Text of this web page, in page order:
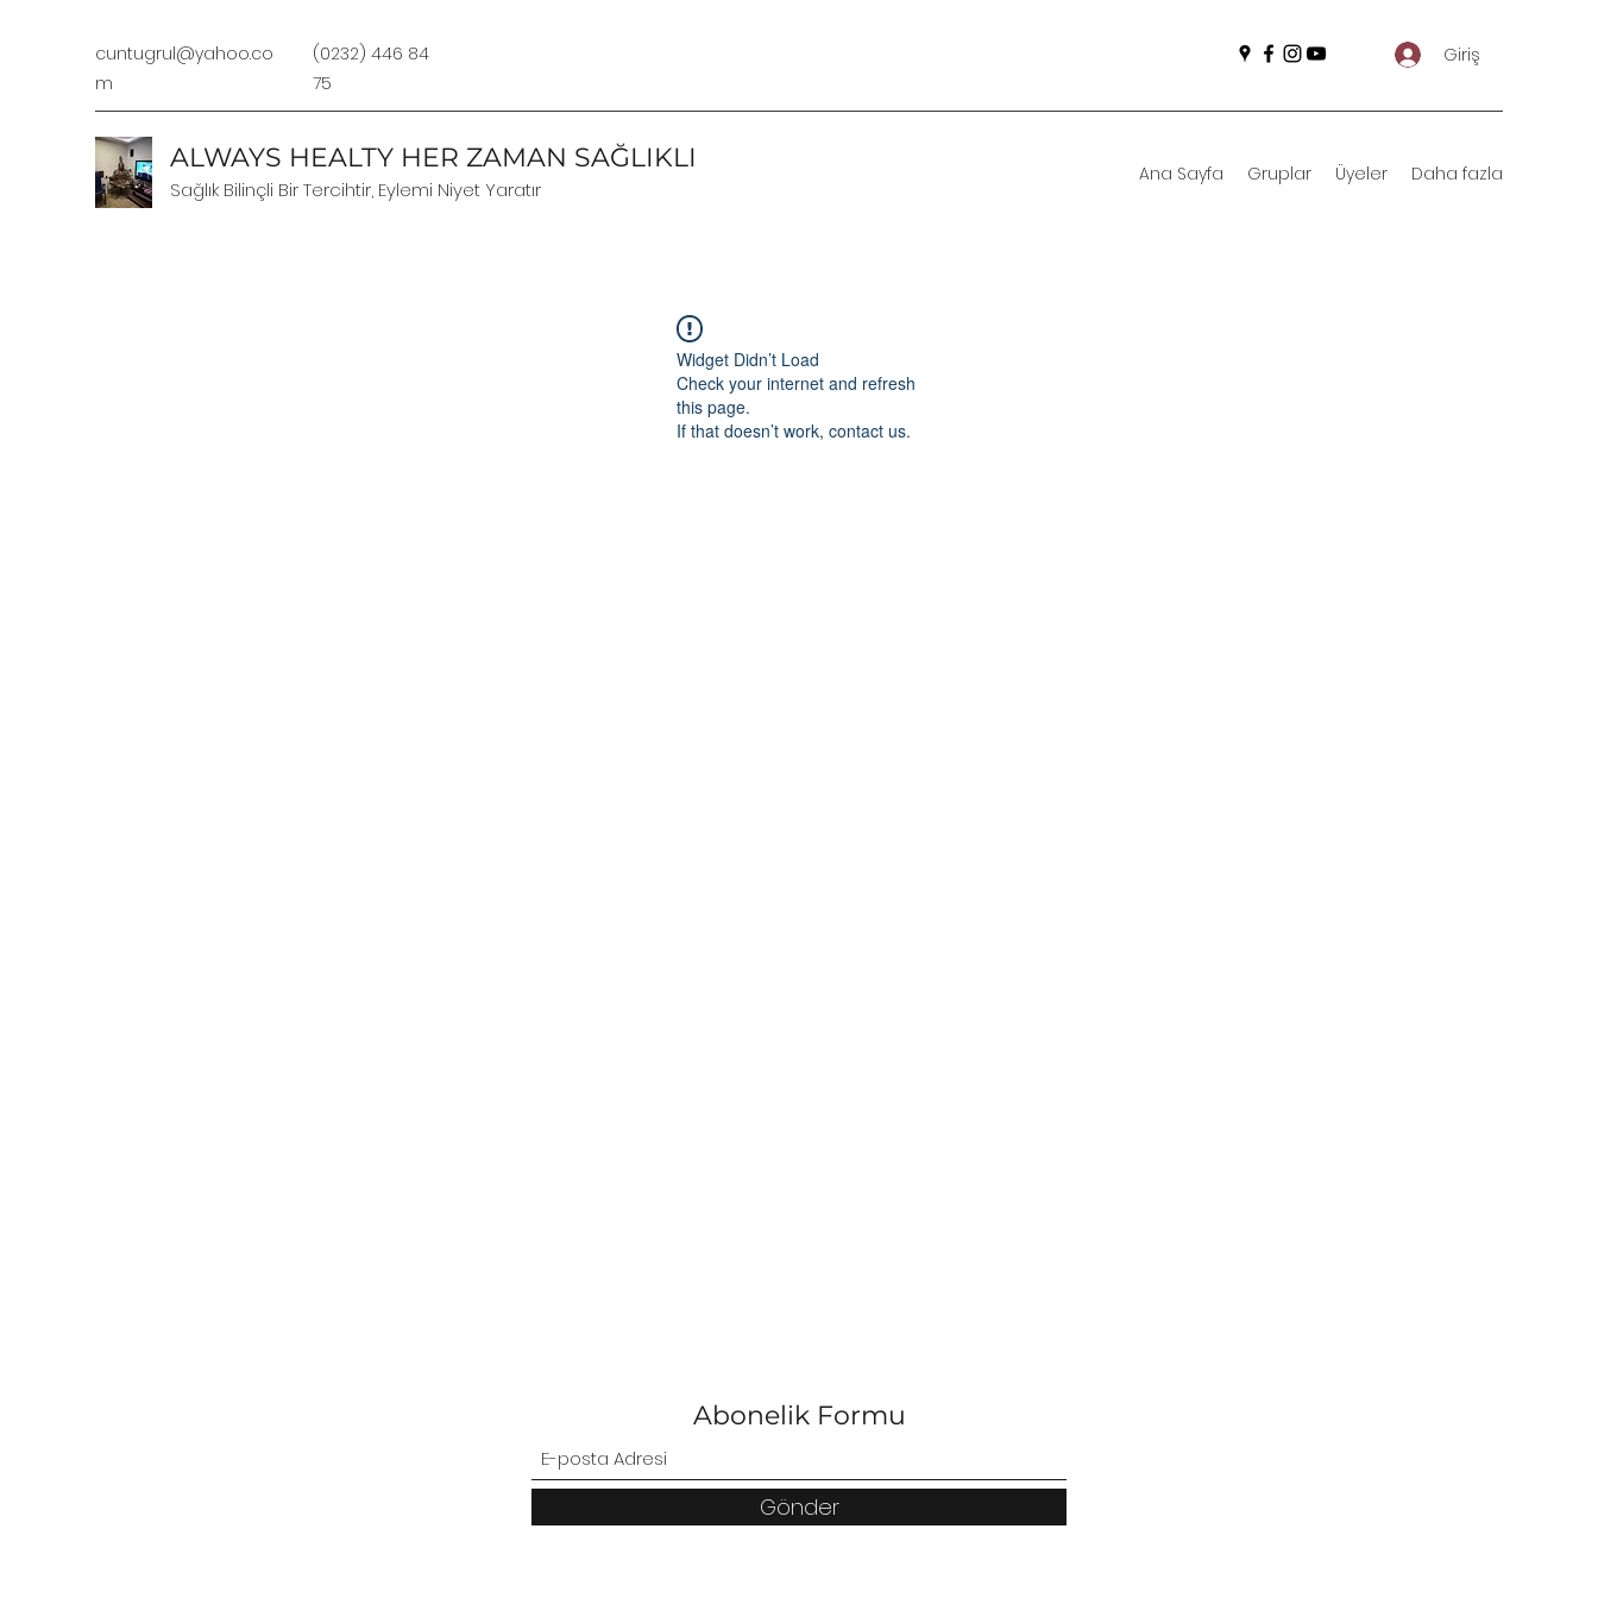
cuntugrul@yahoo.co
m
(0232) 446 84
75
Giriş
ALWAYS HEALTY HER ZAMAN SAĞLIKLI
Sağlık Bilinçli Bir Tercihtir, Eylemi Niyet Yaratır
Ana Sayfa Gruplar Üyeler Daha fazla
Widget Didn’t Load
Check your internet and refresh
this page.
If that doesn’t work, contact us.
Abonelik Formu
Gönder